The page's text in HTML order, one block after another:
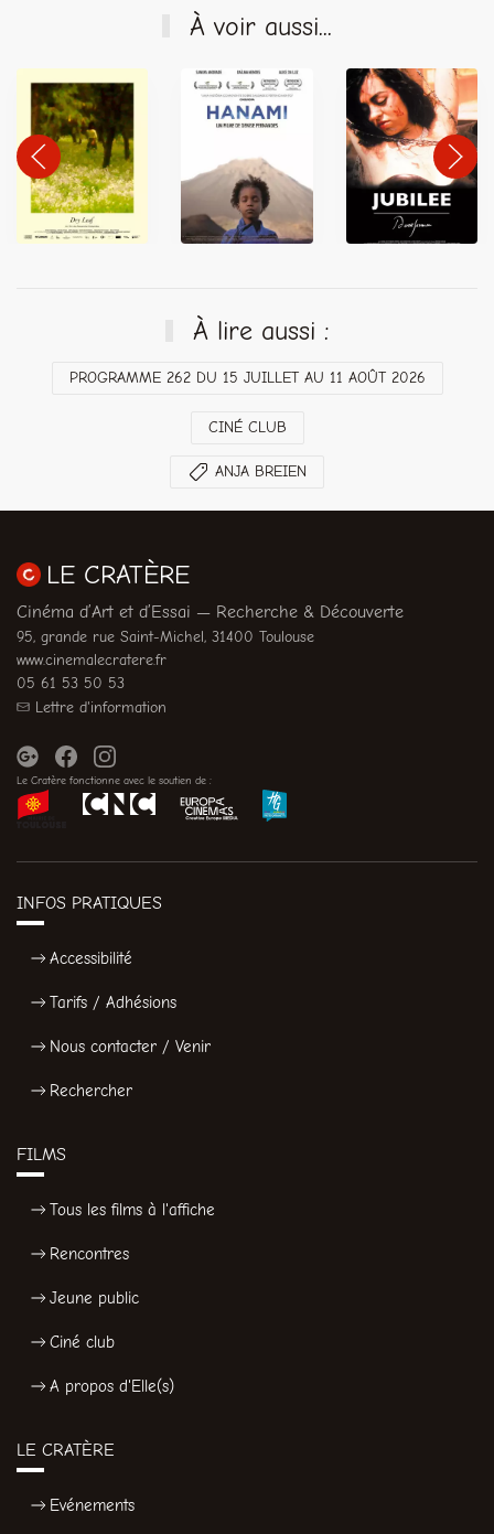
À voir aussi...
À lire aussi :
PROGRAMME 262 DU 15 JUILLET AU 11 AOÛT 2026
CINÉ CLUB
ANJA BREIEN
LE CRATÈRE
Cinéma d’Art et d’Essai — Recherche & Découverte
95, grande rue Saint-Michel, 31400 Toulouse
www.cinemalecratere.fr
05 61 53 50 53
Lettre d'information
Le Cratère fonctionne avec le soutien de :
INFOS PRATIQUES
Accessibilité
Tarifs / Adhésions
Nous contacter / Venir
Rechercher
FILMS
Tous les films à l'affiche
Rencontres
Jeune public
Ciné club
A propos d'Elle(s)
LE CRATÈRE
Evénements